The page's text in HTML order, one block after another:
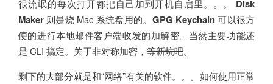
很流氓的每次打开都把自己加到开机自启里。。。 Disk
Maker则是烧 Mac 系统盘用的。 GPG Keychain可以很方
便的进行本地邮件客户端收发的加解密。当然主要功能还
是 CLI 搞定。关于非对称加密，等新坑吧。
剩下的大部分就是和“网络”有关的软件。。。如何使用正常